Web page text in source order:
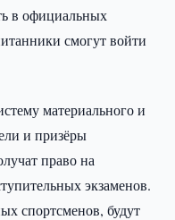
в официальных
смогут войти
материального и
и призёры
право на
экзаменов.
спортсменов, будут